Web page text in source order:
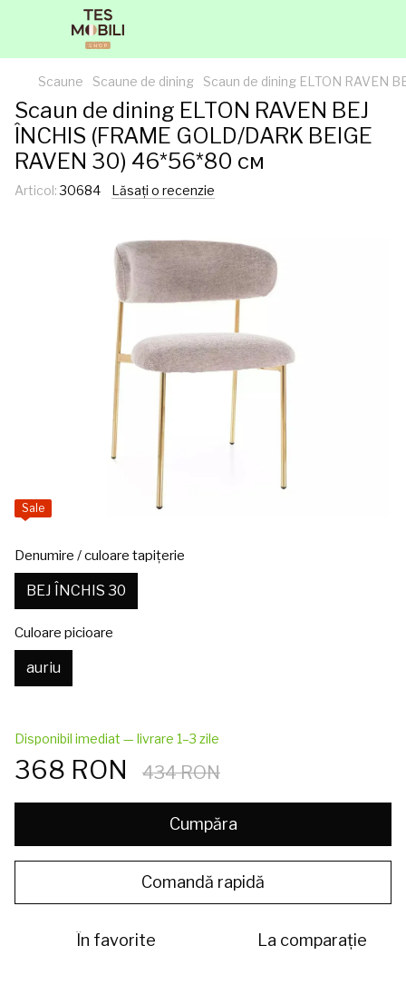
Scaune Scaune de dining Scaun de dining ELTON RAVEN
Scaun de dining ELTON RAVEN BEJ
ÎNCHIS (FRAME GOLD/DARK BEIGE
RAVEN 30) 46*56*80 cм
Articol:30684 Lăsați o recenzie
Sale
Denumire / culoare tapițerie
BEJ ÎNCHIS 30
Culoare picioare
auriu
Disponibil imediat — livrare 1–3 zile
368 RON 434 RON
Cumpăra
Comandă rapidă
În favorite La comparație